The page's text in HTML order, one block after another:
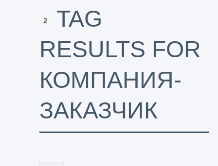
2
TAG
RESULTS FOR
КОМПАНИЯ-
ЗАКАЗЧИК